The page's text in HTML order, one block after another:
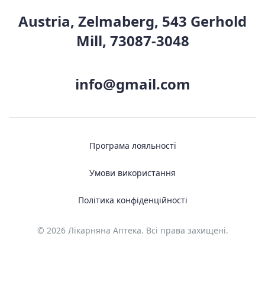
Austria, Zelmaberg, 543 Gerhold
Mill, 73087-3048
info@gmail.com
© 2026 Лікарняна Аптека. Всі права захищені.
Програма лояльності
Умови використання
Політика конфіденційності